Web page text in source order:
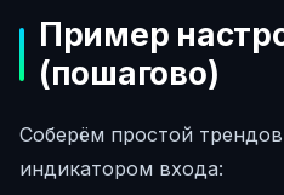
Пример
(пошагово)
Соберём простой
индикатором входа: